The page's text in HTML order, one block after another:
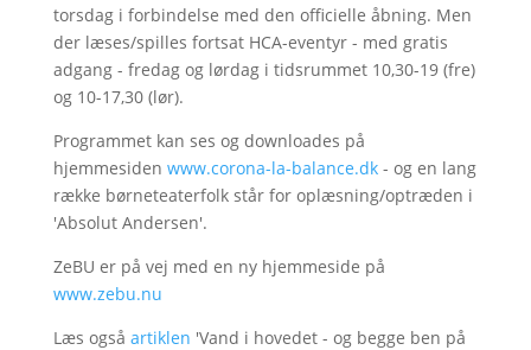
torsdag i forbindelse med den officielle åbning. Men
der læses/spilles fortsat HCA-eventyr - med gratis
adgang - fredag og lørdag i tidsrummet 10,30-19 (fre)
og 10-17,30 (lør).
Programmet kan ses og downloades på
hjemmesiden www.corona-la-balance.dk- og en lang
række børneteaterfolk står for oplæsning/optræden i
'Absolut Andersen'.
ZeBU er på vej med en ny hjemmeside på
www.zebu.nu
Læs også artiklen 'Vand i hovedet - og begge ben på